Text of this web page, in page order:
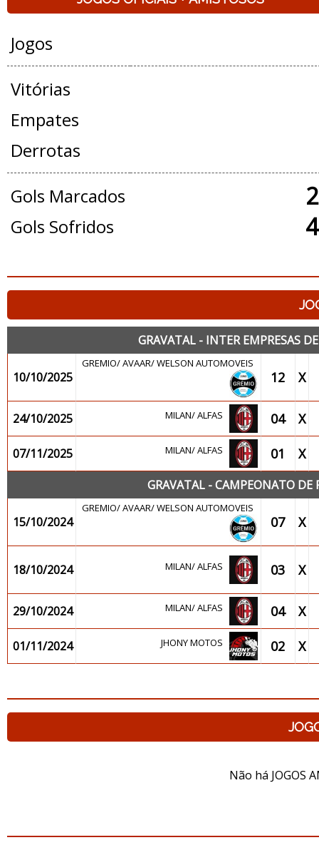
Jogos
Vitórias
Empates
Derrotas
Gols Marcados
Gols Sofridos
GRAVATAL - INTER EMPRESAS
10/10/2025
GREMIO/ AVAAR/ WELSON AUTOMOVEIS
12 X
24/10/2025 MILAN/ ALFAS 04 X
07/11/2025 MILAN/ ALFAS 01 X
GRAVATAL - CAMPEONATO DE
15/10/2024
GREMIO/ AVAAR/ WELSON AUTOMOVEIS
07 X
18/10/2024 MILAN/ ALFAS 03 X
29/10/2024 MILAN/ ALFAS 04 X
01/11/2024 JHONY MOTOS 02 X
Não há JOGOS